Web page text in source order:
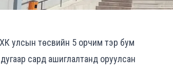
улсын төсвийн 5 орчим тэр бум
сард ашиглалтанд оруулсан